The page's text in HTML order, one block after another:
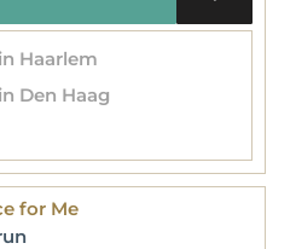
Haarlem
Den Haag
for Me